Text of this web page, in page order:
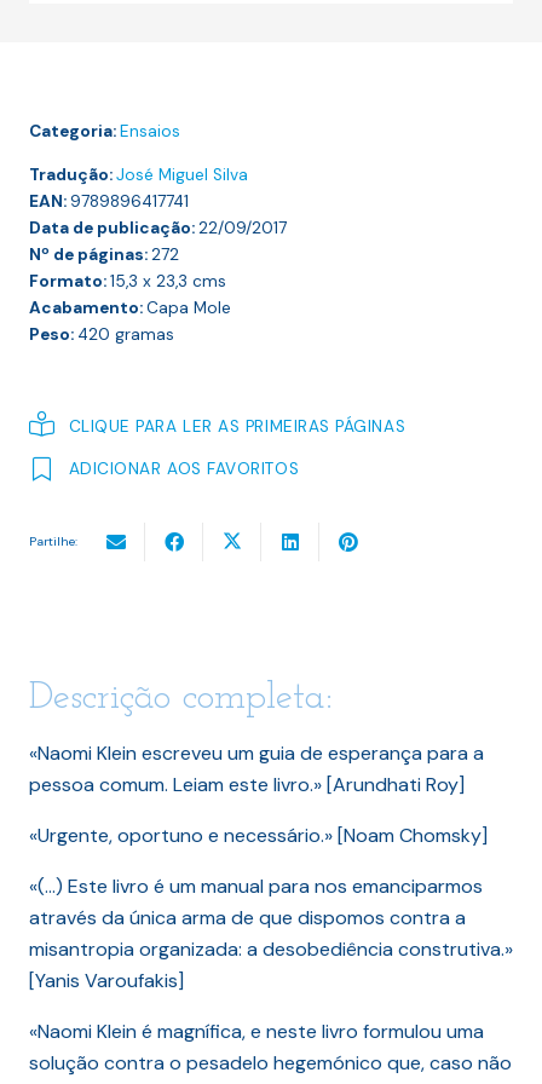
Categoria:Ensaios
Tradução:José Miguel Silva
EAN:9789896417741
Data de publicação:22/09/2017
Nº de páginas:272
Formato:15,3 x 23,3 cms
Acabamento:Capa Mole
Peso: 420 gramas
CLIQUE PARA LER AS PRIMEIRAS PÁGINAS
ADICIONAR AOS FAVORITOS
Partilhe:
Descrição completa:
«Naomi Klein escreveu um guia de esperança para a
pessoa comum. Leiam este livro.» [Arundhati Roy]
«Urgente, oportuno e necessário.» [Noam Chomsky]
«(…) Este livro é um manual para nos emanciparmos
através da única arma de que dispomos contra a
misantropia organizada: a desobediência construtiva.»
[Yanis Varoufakis]
«Naomi Klein é magnífica, e neste livro formulou uma
solução contra o pesadelo hegemónico que, caso não